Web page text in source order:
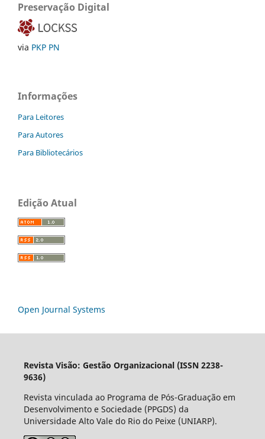
Preservação Digital
via PKP PN
Informações
Para Leitores
Para Autores
Para Bibliotecários
Edição Atual
Open Journal Systems
Revista Visão: Gestão Organizacional (ISSN 2238-
9636)
Revista vinculada ao Programa de Pós-Graduação em
Desenvolvimento e Sociedade (PPGDS) da
Universidade Alto Vale do Rio do Peixe (UNIARP).